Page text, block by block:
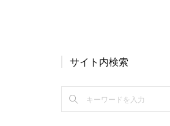
サイト内検索